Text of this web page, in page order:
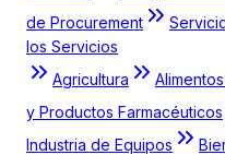
de Procurement
los Servicios
Agricultura
y Productos Farmacéuticos
Industria de Equipos